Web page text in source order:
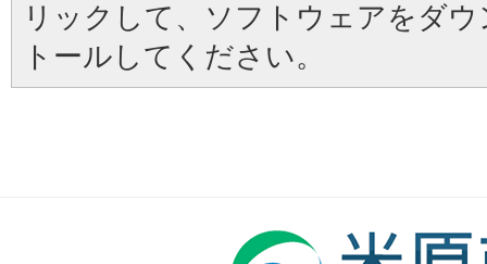
リックして、ソフトウェアをダ
トールしてください。